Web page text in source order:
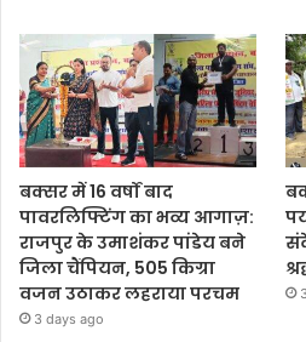
बक्सर में 16 वर्षों बाद
पावरलिफ्टिंग का भव्य आगाज़:
राजपुर के उमाशंकर पांडेय बने
जिला चैंपियन, 505 किग्रा
वजन उठाकर लहराया परचम
3 days ago